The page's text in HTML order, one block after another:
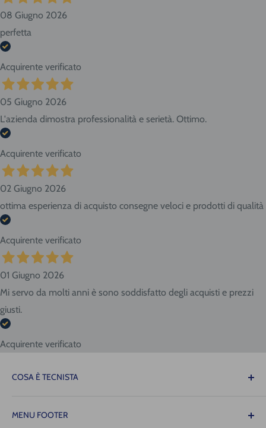
08 Giugno 2026
perfetta
Acquirente verificato
05 Giugno 2026
L'azienda dimostra professionalità e serietà. Ottimo.
Acquirente verificato
02 Giugno 2026
ottima esperienza di acquisto consegne veloci e prodotti di qualità
Acquirente verificato
01 Giugno 2026
Mi servo da molti anni è sono soddisfatto degli acquisti e prezzi
giusti.
Acquirente verificato
COSA È TECNISTA
attrezzature necessarie per il tuo lavoro saranno sempre
MENU FOOTER